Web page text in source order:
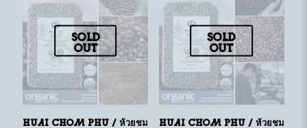
Sold
out
HUAI CHOM PHU / ห้วยชม
Sold
out
HUAI CHOM PHU / ห้วยชม